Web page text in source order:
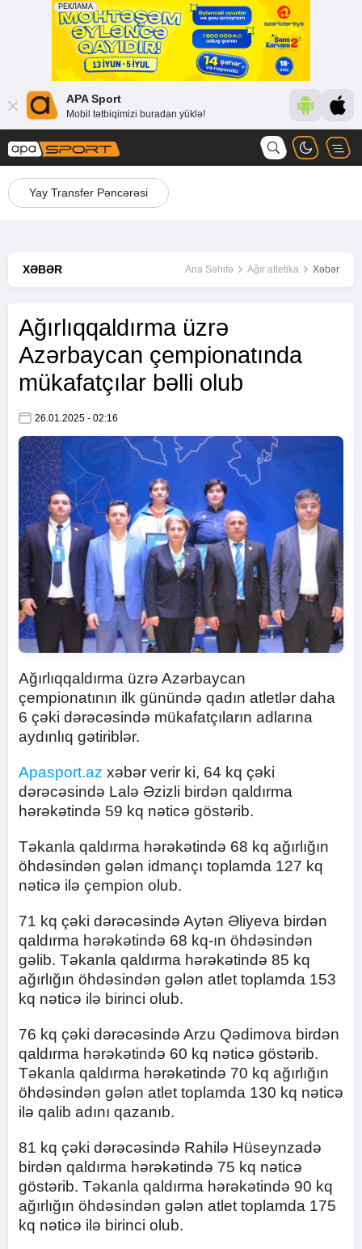
APA Sport
Mobil tətbiqimizi buradan yüklə!
Yay Transfer Pəncərəsi
XƏBƏR Ana Səhifə Ağır atletika Xəbər
Ağırlıqqaldırma üzrə
Azərbaycan çempionatında
mükafatçılar bəlli olub
26.01.2025 - 02:16
Ağırlıqqaldırma üzrə Azərbaycan
çempionatının ilk günündə qadın atletlər daha
6 çəki dərəcəsində mükafatçıların adlarına
aydınlıq gətiriblər.
Apasport.az xəbər verir ki, 64 kq çəki
dərəcəsində Lalə Əzizli birdən qaldırma
hərəkətində 59 kq nəticə göstərib.
Təkanla qaldırma hərəkətində 68 kq ağırlığın
öhdəsindən gələn idmançı toplamda 127 kq
nəticə ilə çempion olub.
71 kq çəki dərəcəsində Aytən Əliyeva birdən
qaldırma hərəkətində 68 kq-ın öhdəsindən
gəlib. Təkanla qaldırma hərəkətində 85 kq
ağırlığın öhdəsindən gələn atlet toplamda 153
kq nəticə ilə birinci olub.
76 kq çəki dərəcəsində Arzu Qədimova birdən
qaldırma hərəkətində 60 kq nəticə göstərib.
Təkanla qaldırma hərəkətində 70 kq ağırlığın
öhdəsindən gələn atlet toplamda 130 kq nəticə
ilə qalib adını qazanıb.
81 kq çəki dərəcəsində Rahilə Hüseynzadə
birdən qaldırma hərəkətində 75 kq nəticə
göstərib. Təkanla qaldırma hərəkətində 90 kq
ağırlığın öhdəsindən gələn atlet toplamda 175
kq nəticə ilə birinci olub.